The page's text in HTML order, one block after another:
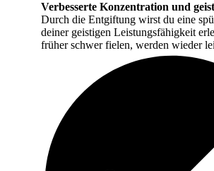
Verbesserte Konzentration und
Durch die Entgiftung wirst du eine
deiner geistigen Leistungsfähigkeit
früher schwer fielen, werden wieder